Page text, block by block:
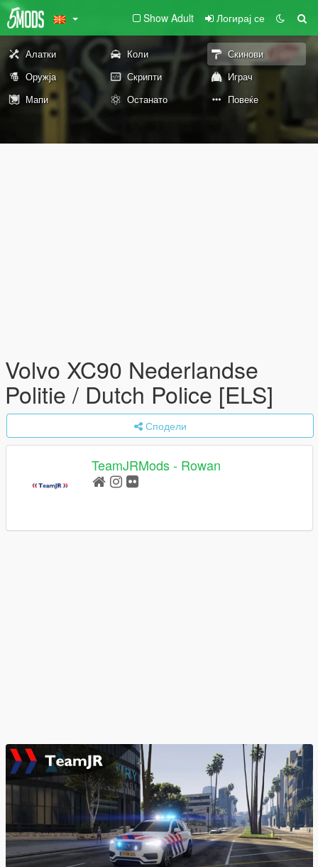
Show Adult Логирај се
Алатки Коли
Скинови
Оружја
Скрипти
Играч
Мапи
Останато Повеќе
Volvo XC90 Nederlandse
Politie / Dutch Police [ELS]
Сподели
TeamJRMods - Rowan